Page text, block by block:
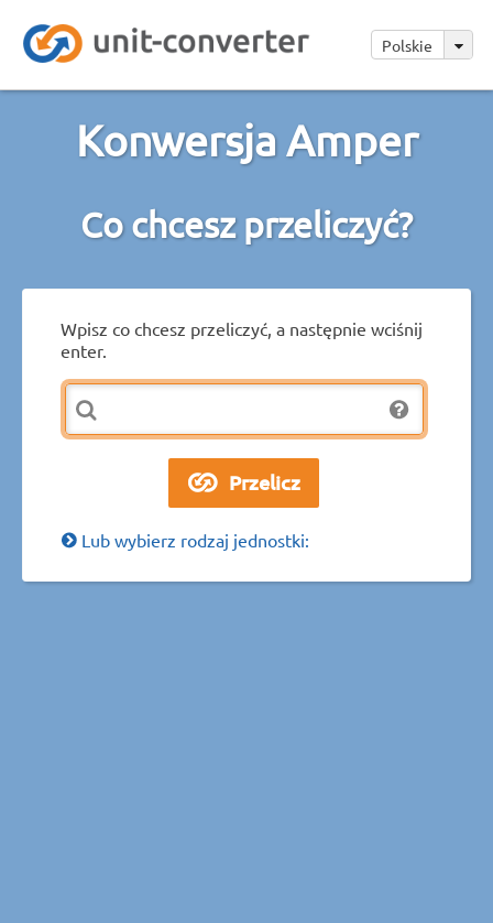
Polskie
Konwersja Amper
Co chcesz przeliczyć?
Wpisz co chcesz przeliczyć, a następnie wciśnij
enter.
Lub wybierz rodzaj jednostki: